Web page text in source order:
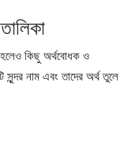
কিছু অর্থবোধক ও
সুন্দর নাম এবং তাদের অর্থ তুলে